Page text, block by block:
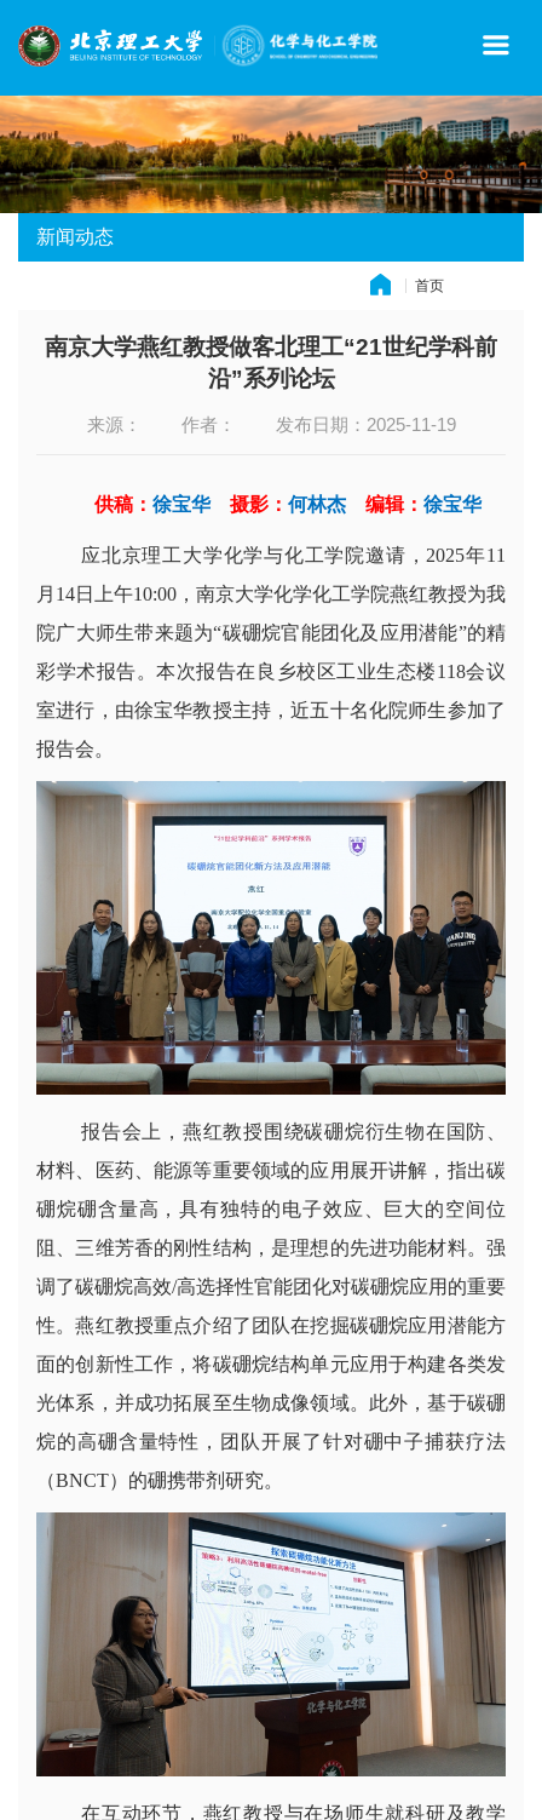
新闻动态
首页
南京大学燕红教授做客北理工“21世纪学科前
沿”系列论坛
来源： 作者： 发布日期：2025-11-19
供稿： 徐宝华 摄影： 何林杰 编辑： 徐宝华
应北京理工大学化学与化工学院邀请，2025年11
月14日上午10:00，南京大学化学化工学院燕红教授为我
院广大师生带来题为“碳硼烷官能团化及应用潜能”的精
彩学术报告。本次报告在良乡校区工业生态楼118会议
室进行，由徐宝华教授主持，近五十名化院师生参加了
报告会。
报告会上，燕红教授围绕碳硼烷衍生物在国防、
材料、医药、能源等重要领域的应用展开讲解，指出碳
硼烷硼含量高，具有独特的电子效应、巨大的空间位
阻、三维芳香的刚性结构，是理想的先进功能材料。强
调了碳硼烷高效/高选择性官能团化对碳硼烷应用的重要
性。燕红教授重点介绍了团队在挖掘碳硼烷应用潜能方
面的创新性工作，将碳硼烷结构单元应用于构建各类发
光体系，并成功拓展至生物成像领域。此外，基于碳硼
烷的高硼含量特性，团队开展了针对硼中子捕获疗法
（BNCT）的硼携带剂研究。
在互动环节，燕红教授与在场师生就科研及教学